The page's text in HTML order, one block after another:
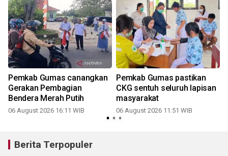
Pemkab Gumas canangkan
Gerakan Pembagian
Bendera Merah Putih
06 August 2026 16:11 WIB
Pemkab Gumas pastikan
CKG sentuh seluruh lapisan
masyarakat
06 August 2026 11:51 WIB
Berita Terpopuler